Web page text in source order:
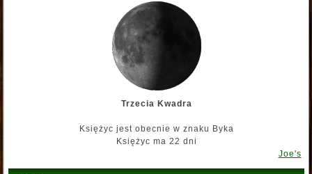
Trzecia Kwadra
Księżyc jest obecnie w znaku Byka
Księżyc ma 22 dni
Joe's